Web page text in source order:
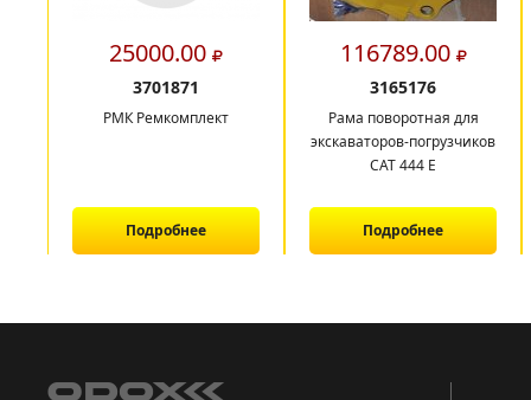
25000.00
3701871
РМК Ремкомплект
Подробнее
116789.00
3165176
Рама поворотная для
экскаваторов-погрузчиков
САТ 444 E
Подробнее